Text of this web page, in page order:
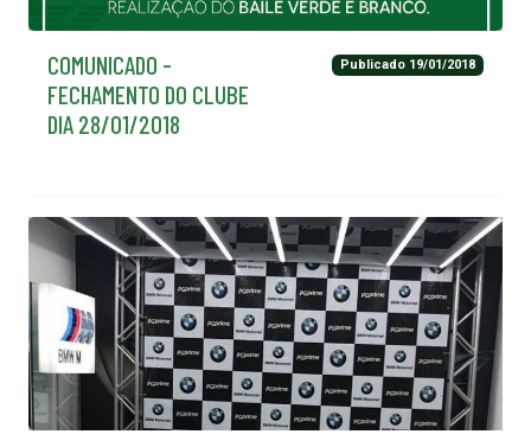
Publicado 19/01/2018
COMUNICADO -
FECHAMENTO DO CLUBE
DIA 28/01/2018